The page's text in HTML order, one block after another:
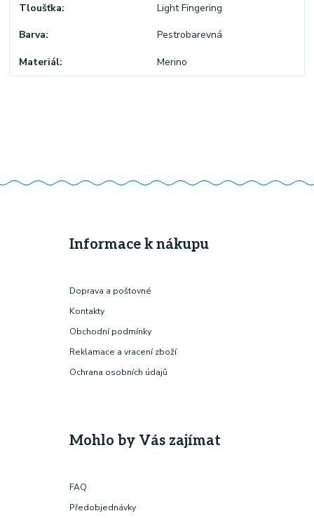
Tloušťka Light Fingering
Barva Pestrobarevná
Materiál Merino
Informace k nákupu
Doprava a poštovné
Kontakty
Obchodní podmínky
Reklamace a vracení zboží
Ochrana osobních údajů
Mohlo by Vás zajímat
FAQ
Předobjednávky